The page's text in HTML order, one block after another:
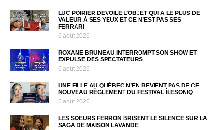
LUC POIRIER DÉVOILE L’OBJET QUI A LE PLUS DE
VALEUR À SES YEUX ET CE N’EST PAS SES
FERRARI
6 août 2026
ROXANE BRUNEAU INTERROMPT SON SHOW ET
EXPULSE DES SPECTATEURS
6 août 2026
UNE FILLE AU QUÉBEC N’EN REVIENT PAS DE CE
NOUVEAU RÈGLEMENT DU FESTIVAL ÎLESONIQ
5 août 2026
LES SOEURS FERRON BRISENT LE SILENCE SUR LA
SAGA DE MAISON LAVANDE